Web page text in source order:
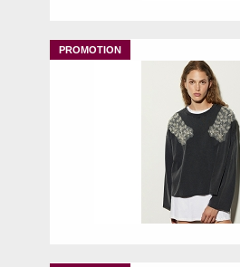
UNIQ